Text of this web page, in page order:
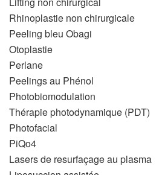
Rhinoplastie non chirurgicale
Peeling bleu Obagi
Otoplastie
Perlane
Peelings au Phénol
Photobiomodulation
Thérapie photodynamique (PDT)
Photofacial
PiQo4
Lasers de resurfaçage au plasma